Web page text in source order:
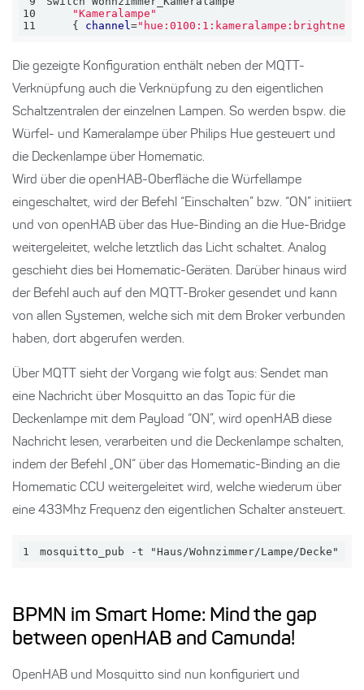
10
"Kameralampe"
11
    {
channel=
Die gezeigte Konfiguration enthält neben der MQTT-
Verknüpfung auch die Verknüpfung zu den eigentlichen
Schaltzentralen der einzelnen Lampen. So werden bspw. die
Würfel- und Kameralampe über Philips Hue gesteuert und
die Deckenlampe über Homematic.
Wird über die openHAB-Oberfläche die Würfellampe
eingeschaltet, wird der Befehl “Einschalten” bzw. “ON” initiiert
und von openHAB über das Hue-Binding an die Hue-Bridge
weitergeleitet, welche letztlich das Licht schaltet. Analog
geschieht dies bei Homematic-Geräten. Darüber hinaus wird
der Befehl auch auf den MQTT-Broker gesendet und kann
von allen Systemen, welche sich mit dem Broker verbunden
haben, dort abgerufen werden.
Über MQTT sieht der Vorgang wie folgt aus: Sendet man
eine Nachricht über Mosquitto an das Topic für die
Deckenlampe mit dem Payload “ON”, wird openHAB diese
Nachricht lesen, verarbeiten und die Deckenlampe schalten,
indem der Befehl „ON“ über das Homematic-Binding an die
Homematic CCU weitergeleitet wird, welche wiederum über
eine 433Mhz Frequenz den eigentlichen Schalter ansteuert.
1 mosquitto_pub -t "Haus/Wohnzimmer/Lampe/Decke" -m
BPMN im Smart Home: Mind the gap
between openHAB and Camunda!
OpenHAB und Mosquitto sind nun konfiguriert und